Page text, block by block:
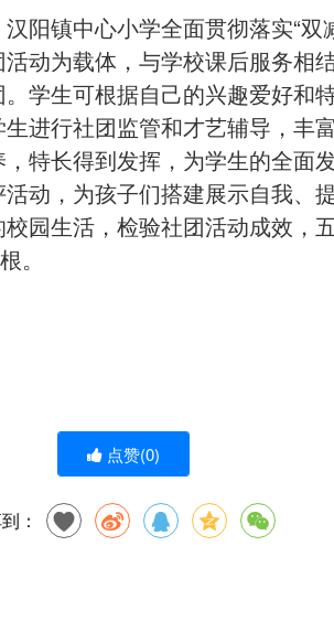
阳镇中心小学全面贯彻落实“双
动为载体，与学校课后服务相
学生可根据自己的兴趣爱好和
进行社团监管和才艺辅导，丰
特长得到发挥，为学生的全面
动，为孩子们搭建展示自我、
园生活，检验社团活动成效，
。
点赞(0)
：